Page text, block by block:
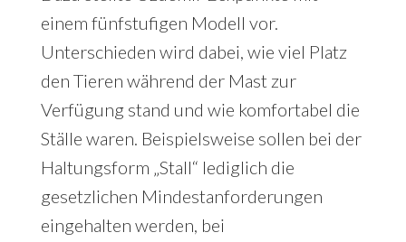
einem fünfstufigen Modell vor.
Unterschieden wird dabei, wie viel Platz
den Tieren während der Mast zur
Verfügung stand und wie komfortabel die
Ställe waren. Beispielsweise sollen bei der
Haltungsform „Stall“ lediglich die
gesetzlichen Mindestanforderungen
eingehalten werden, bei